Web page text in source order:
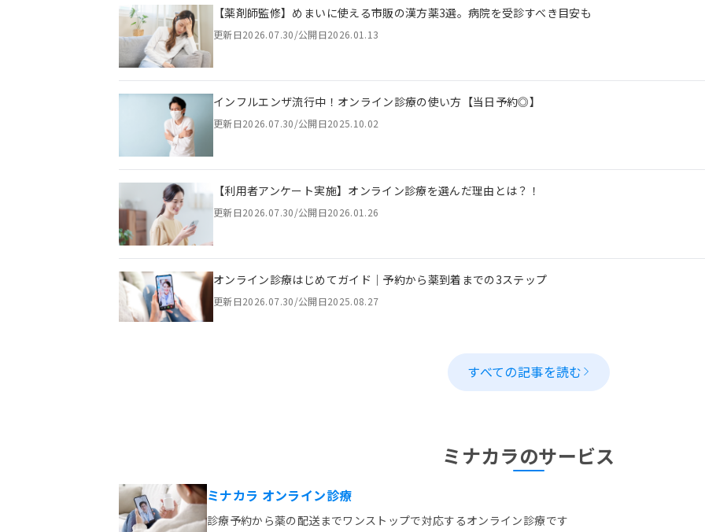
【薬剤師監修】めまいに使える市販の漢方薬3選。病院を受診すべき目安も
更新日2026.07.30/公開日2026.01.13
インフルエンザ流行中！オンライン診療の使い方【当日予約◎】
更新日2026.07.30/公開日2025.10.02
【利用者アンケート実施】オンライン診療を選んだ理由とは？！
更新日2026.07.30/公開日2026.01.26
オンライン診療はじめてガイド｜予約から薬到着までの3ステップ
更新日2026.07.30/公開日2025.08.27
すべての記事を読む
ミナカラのサービス
ミナカラ オンライン診療
診療予約から薬の配送までワンストップで対応するオンライン診療です